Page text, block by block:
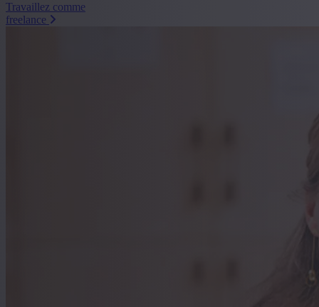
Travaillez comme
freelance